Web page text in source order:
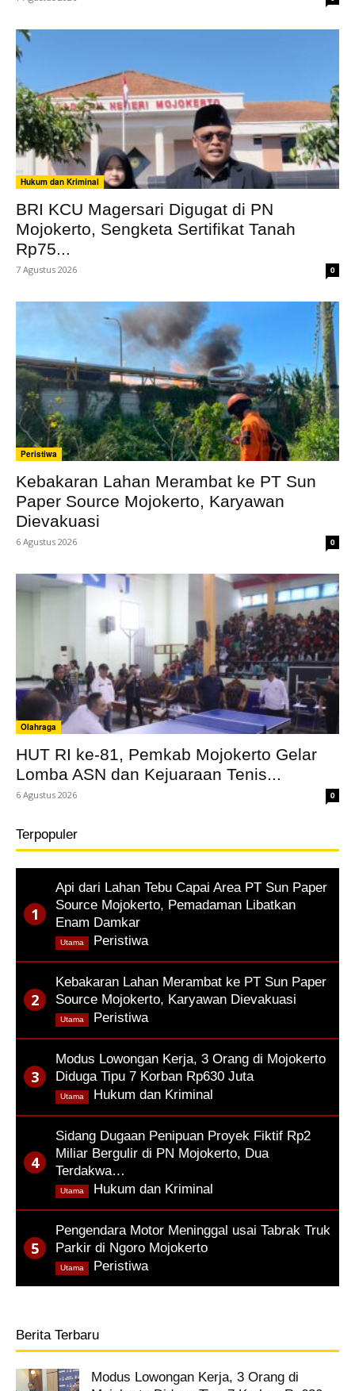
Hukum dan Kriminal
BRI KCU Magersari Digugat di PN
Mojokerto, Sengketa Sertifikat Tanah
Rp75...
7 Agustus 2026 0
Peristiwa
Kebakaran Lahan Merambat ke PT Sun
Paper Source Mojokerto, Karyawan
Dievakuasi
6 Agustus 2026 0
Olahraga
HUT RI ke-81, Pemkab Mojokerto Gelar
Lomba ASN dan Kejuaraan Tenis...
6 Agustus 2026 0
Terpopuler
Api dari Lahan Tebu Capai Area PT Sun Paper
Source Mojokerto, Pemadaman Libatkan
Enam Damkar
Peristiwa
Utama
Kebakaran Lahan Merambat ke PT Sun Paper
Source Mojokerto, Karyawan Dievakuasi
Peristiwa
Utama
Modus Lowongan Kerja, 3 Orang di Mojokerto
Diduga Tipu 7 Korban Rp630 Juta
Hukum dan Kriminal
Utama
Sidang Dugaan Penipuan Proyek Fiktif Rp2
Miliar Bergulir di PN Mojokerto, Dua
Terdakwa…
Hukum dan Kriminal
Utama
Pengendara Motor Meninggal usai Tabrak Truk
Parkir di Ngoro Mojokerto
Peristiwa
Utama
Berita Terbaru
Modus Lowongan Kerja, 3 Orang di